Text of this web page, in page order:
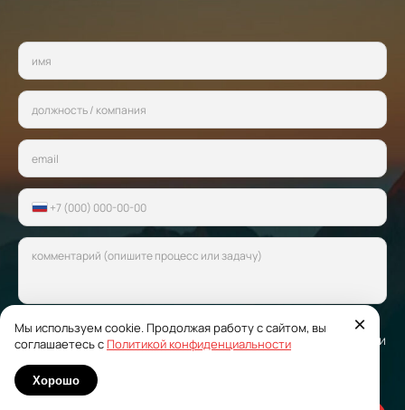
Я согласен с условиямиполитики конфиденциальности
и
политики о персональных данных
×
Мы используем cookie. Продолжая работу с сайтом, вы
соглашаетесь с Политикой конфиденциальности
Хорошо